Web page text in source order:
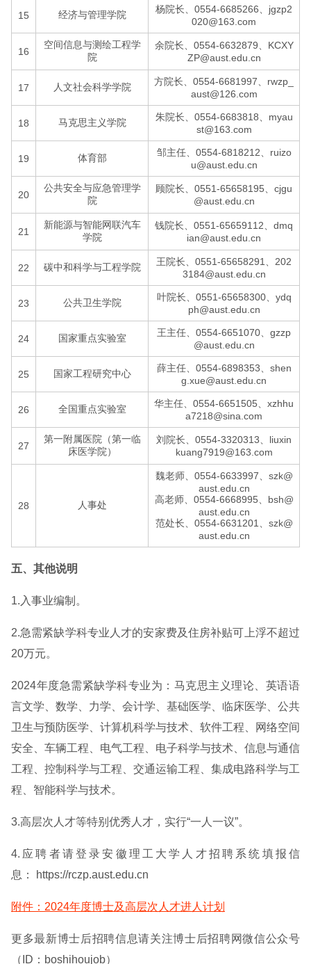
15 经济与管理学院
杨院长、0554-6685266、jgzp2
020@163.com
16
空间信息与测绘工程学
院
余院长、0554-6632879、KCXY
ZP@aust.edu.cn
17 人文社会科学学院
方院长、0554-6681997、rwzp_
aust@126.com
18 马克思主义学院
朱院长、0554-6683818、myau
st@163.com
19 体育部
邹主任、0554-6818212、ruizo
u@aust.edu.cn
20
公共安全与应急管理学
院
顾院长、0551-65658195、cjgu
@aust.edu.cn
21
新能源与智能网联汽车
学院
钱院长、0551-65659112、dmq
ian@aust.edu.cn
22 碳中和科学与工程学院
王院长、0551-65658291、202
3184@aust.edu.cn
23 公共卫生学院
叶院长、0551-65658300、ydq
ph@aust.edu.cn
24 国家重点实验室
王主任、0554-6651070、gzzp
@aust.edu.cn
25 国家工程研究中心
薛主任、0554-6898353、shen
g.xue@aust.edu.cn
26 全国重点实验室
华主任、0554-6651505、xzhhu
a7218@sina.com
27
第一附属医院（第一临
床医学院）
刘院长、0554-3320313、liuxin
kuang7919@163.com
28 人事处
魏老师、0554-6633997、szk@
aust.edu.cn
高老师、0554-6668995、bsh@
aust.edu.cn
范处长、0554-6631201、szk@
aust.edu.cn
五、其他说明
1.入事业编制。
2.急需紧缺学科专业人才的安家费及住房补贴可上浮不超过
20万元。
2024年度急需紧缺学科专业为：马克思主义理论、英语语
言文学、数学、力学、会计学、基础医学、临床医学、公共
卫生与预防医学、计算机科学与技术、软件工程、网络空间
安全、车辆工程、电气工程、电子科学与技术、信息与通信
工程、控制科学与工程、交通运输工程、集成电路科学与工
程、智能科学与技术。
3.高层次人才等特别优秀人才，实行“一人一议”。
4.应聘者请登录安徽理工大学人才招聘系统填报信
息： https://rczp.aust.edu.cn
附件：2024年度博士及高层次人才进人计划
更多最新博士后招聘信息请关注博士后招聘网微信公众号
（ID：boshihoujob）